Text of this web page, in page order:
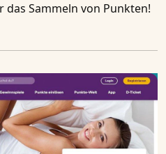
Sammeln von Punkten!